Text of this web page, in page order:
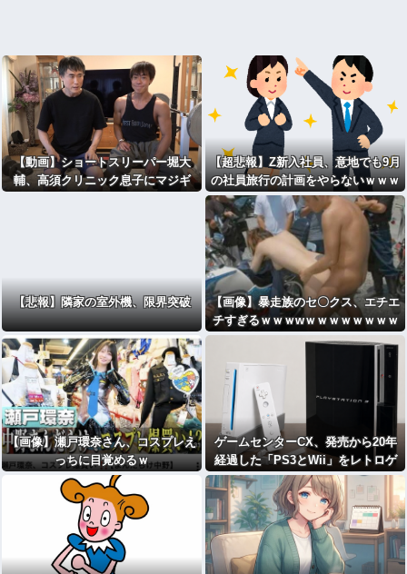
【動画】ショートスリーパー堀大
輔、高須クリニック息子にマジギ
【超悲報】Z新入社員、意地でも9月
の社員旅行の計画をやらないｗｗｗ
【悲報】隣家の室外機、限界突破
【画像】暴走族のセ〇クス、エチエ
チすぎるｗｗｗwｗｗｗｗｗｗｗｗ
【画像】瀬戸環奈さん、コスプレえ
っちに目覚めるｗ
ゲームセンターCX、発売から20年
経過した「PS3とWii」をレトロゲ
ームとするか激論